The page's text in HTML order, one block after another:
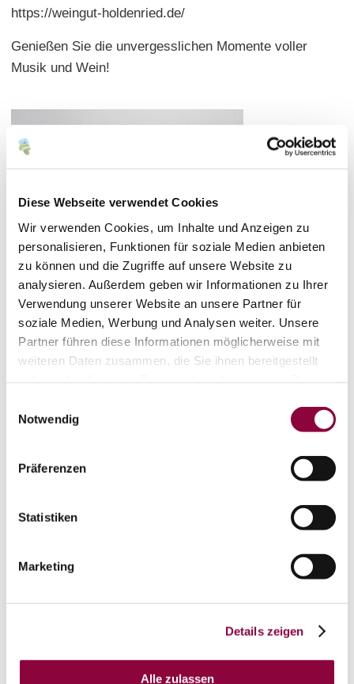
Diese Webseite verwendet Cookies
Wir verwenden Cookies, um Inhalte und Anzeigen zu
personalisieren, Funktionen für soziale Medien anbieten
zu können und die Zugriffe auf unsere Website zu
analysieren. Außerdem geben wir Informationen zu Ihrer
Verwendung unserer Website an unsere Partner für
soziale Medien, Werbung und Analysen weiter. Unsere
Partner führen diese Informationen möglicherweise mit
weiteren Daten zusammen, die Sie ihnen bereitgestellt
Notwendig
Präferenzen
Statistiken
Marketing
Details zeigen
Alle zulassen
https://weingut-holdenried.de/
Genießen Sie die unvergesslichen Momente voller
Musik und Wein!
Kontakt Weitere Infos & Downloads